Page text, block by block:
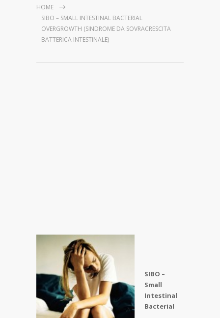
HOME
SIBO – SMALL INTESTINAL BACTERIAL
OVERGROWTH (SINDROME DA SOVRACRESCITA
BATTERICA INTESTINALE)
SIBO –
Small
Intestinal
Bacterial